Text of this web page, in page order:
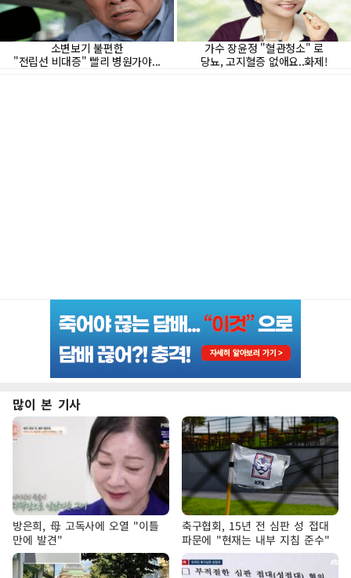
많이 본 기사
방은희, 母 고독사에 오열 "이틀
만에 발견"
축구협회, 15년 전 심판 성 접대
파문에 "현재는 내부 지침 준수"